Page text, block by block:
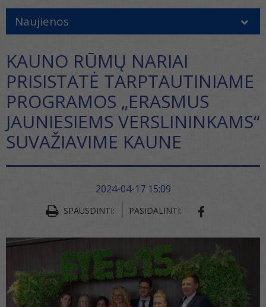
Naujienos
KAUNO RŪMŲ NARIAI
PRISISTATĖ TARPTAUTINIAME
PROGRAMOS „ERASMUS
JAUNIESIEMS VERSLININKAMS“
SUVAŽIAVIME KAUNE
2024-04-17 15:09
SPAUSDINTI: PASIDALINTI: